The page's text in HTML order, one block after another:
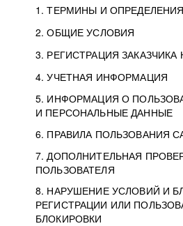
1. ТЕРМИНЫ И ОПРЕДЕЛЕНИЯ
2. ОБЩИЕ УСЛОВИЯ
3. РЕГИСТРАЦИЯ ЗАКАЗЧИКА
4. УЧЕТНАЯ ИНФОРМАЦИЯ
5. ИНФОРМАЦИЯ О
И ПЕРСОНАЛЬНЫЕ ДАННЫЕ
6. ПРАВИЛА ПОЛЬЗОВАНИЯ
7. ДОПОЛНИТЕЛЬНАЯ
ПОЛЬЗОВАТЕЛЯ
8. НАРУШЕНИЕ УСЛОВИЙ И
РЕГИСТРАЦИИ ИЛИ
БЛОКИРОВКИ